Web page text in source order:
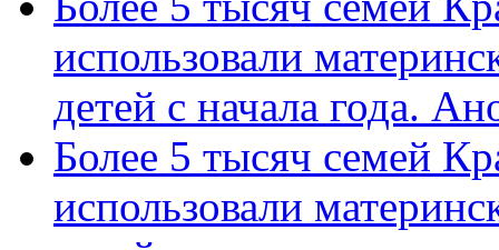
использовали
детей с начала года.
Более 5 тысяч семей
использовали